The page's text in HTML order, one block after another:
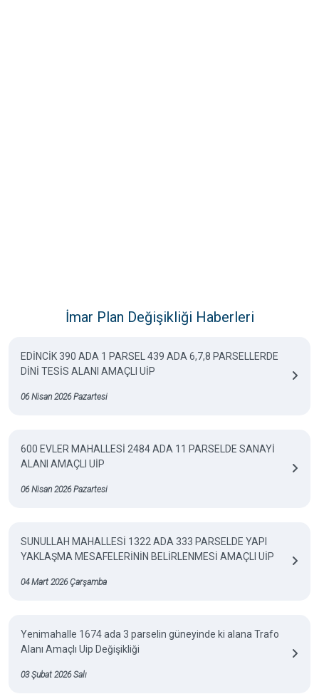
İmar Plan Değişikliği Haberleri
EDİNCİK 390 ADA 1 PARSEL 439 ADA 6,7,8 PARSELLERDE
DİNİ TESİS ALANI AMAÇLI UİP
06 Nisan 2026 Pazartesi
600 EVLER MAHALLESİ 2484 ADA 11 PARSELDE SANAYİ
ALANI AMAÇLI UİP
06 Nisan 2026 Pazartesi
SUNULLAH MAHALLESİ 1322 ADA 333 PARSELDE YAPI
YAKLAŞMA MESAFELERİNİN BELİRLENMESİ AMAÇLI UİP
04 Mart 2026 Çarşamba
Yenimahalle 1674 ada 3 parselin güneyinde ki alana Trafo
Alanı Amaçlı Uip Değişikliği
03 Şubat 2026 Salı